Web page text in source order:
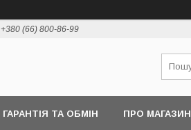
+380 (66) 800-86-99
ГАРАНТІЯ ТА ОБМІН ПРО МАГАЗИН